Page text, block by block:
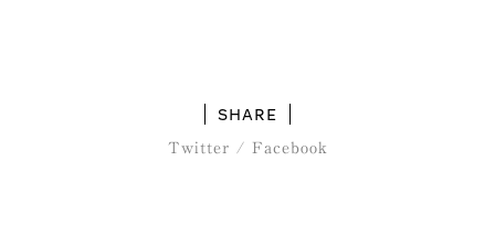
SHARE
Twitter / Facebook